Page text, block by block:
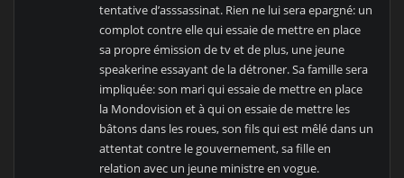
tentative d’asssassinat. Rien ne lui sera epargné: un
complot contre elle qui essaie de mettre en place
sa propre émission de tv et de plus, une jeune
speakerine essayant de la détroner. Sa famille sera
impliquée: son mari qui essaie de mettre en place
la Mondovision et à qui on essaie de mettre les
bâtons dans les roues, son fils qui est mêlé dans un
attentat contre le gouvernement, sa fille en
relation avec un jeune ministre en vogue.